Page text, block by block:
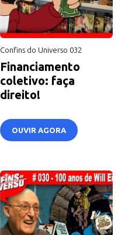
Confins do Universo 032
Financiamento
coletivo: faça
direito!
OUVIR AGORA